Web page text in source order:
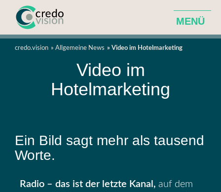
MENÜ
Agentur für ganzheitliche Hotelentwicklung
News
credo.vision Allgemeine News Video im Hotelmarketing
Video im
Hotelmarketing
Ein Bild sagt mehr als tausend
Worte.
Radio – das ist der letzte Kanal, auf dem